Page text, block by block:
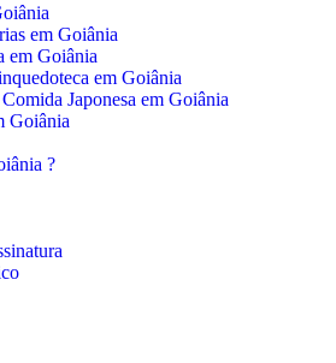
em Goiânia
em Goiânia
em Goiânia
Japonesa em Goiânia
Goiânia
?